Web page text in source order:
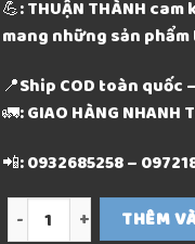
💪: THUẬN THÀNH
mang những sản
📍Ship COD toàn
🚛: GIAO HÀNG NHANH
📲: 0932685258 –
Số lượng THÊM